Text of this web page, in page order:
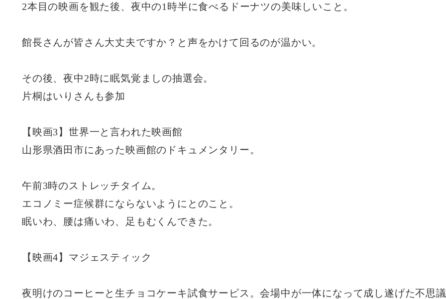
2本目の映画を観た後、夜中の1時半に食べるドーナツの美味しいこと。
館長さんが皆さん大丈夫ですか？と声をかけて回るのが温かい。
その後、夜中2時に眠気覚ましの抽選会。
片桐はいりさんも参加
【映画3】世界一と言われた映画館
山形県酒田市にあった映画館のドキュメンタリー。
午前3時のストレッチタイム。
エコノミー症候群にならないようにとのこと。
眠いわ、腰は痛いわ、足もむくんできた。
【映画4】マジェスティック
夜明けのコーヒーと生チョコケーキ試食サービス。会場中が一体になって成し遂げた不思